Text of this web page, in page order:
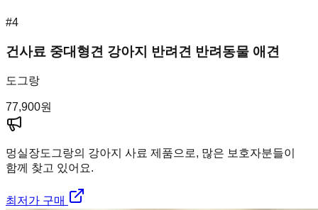
#4
건사료 중대형견 강아지 반려견 반려동물 애견
도그랑
77,900원
멍실장도그랑의 강아지 사료 제품으로, 많은 보호자분들이
함께 찾고 있어요.
최저가 구매